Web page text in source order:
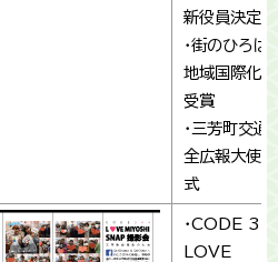
新役員決定
・街のひろば
地域国際化
受賞
・三芳町交通
全広報大使
式
・CODE
LOVE